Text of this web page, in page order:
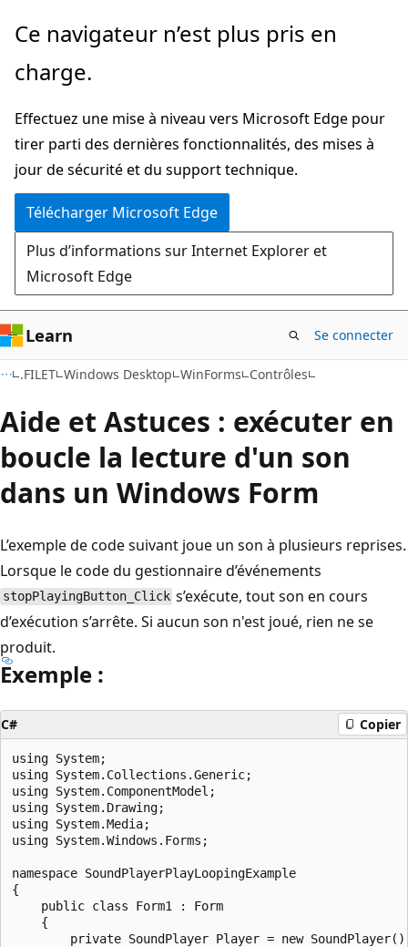
Passer
directement
au
principal
Ce navigateur n’est plus pris en
charge.
Effectuez une mise à niveau vers Microsoft Edge pour
tirer parti des dernières fonctionnalités, des mises à
jour de sécurité et du support technique.
Télécharger Microsoft Edge
Plus d’informations sur Internet Explorer et
Microsoft Edge
Learn Se connecter
.FILET Windows Desktop WinForms Contrôles
Aide et Astuces : exécuter en
boucle la lecture d'un son
dans un Windows Form
L’exemple de code suivant joue un son à plusieurs reprises.
Lorsque le code du gestionnaire d’événements
stopPlayingButton_Click s’exécute, tout son en cours
d’exécution s’arrête. Si aucun son n'est joué, rien ne se
produit.
Exemple :
C# Copier
using System;
using System.Collections.Generic;
using System.ComponentModel;
using System.Drawing;
using System.Media;
using System.Windows.Forms;
namespace SoundPlayerPlayLoopingExample
{
    public class Form1 : Form
    {
private SoundPlayer Player = new